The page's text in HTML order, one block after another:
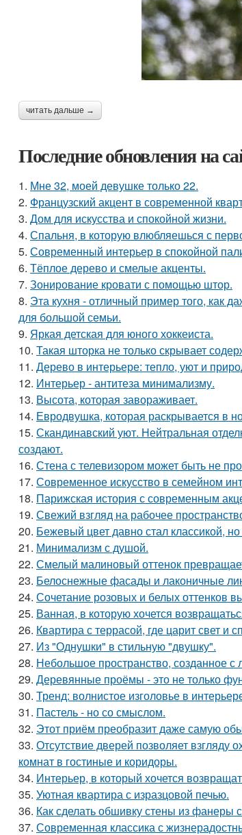
читать дальше →
Последние обновления на
1. Мне 32, моей девушке только 22.
2. Французский акцент в современной
3. Дом для искусства и спокойной жизни.
4. Спальня, в которую влюбляешься с
5. Современный интерьер в спокойной
6. Тёплое дерево и смелые акценты.
7. Зонирование кровати с помощью штор.
8. Эта кухня - отличный пример того, как
для большой семьи.
9. Яркая детская для юного хоккеиста.
10. Такая шторка не только скрывает
11. Дерево в интерьере: тепло, уют и
12. Интерьер - антитеза минимализму.
13. Высота, которая завораживает.
14. Евродвушка, которая раскрывается в
15. Скандинавский уют. Нейтральная
создают.
16. Стена с телевизором может быть не
17. Современное искусство в семейном
18. Парижская история с современным
19. Свежий взгляд на рабочее
20. Бежевый цвет давно стал классикой,
21. Минимализм с душой.
22. Смелый малиновый оттенок
23. Белоснежные фасады и лаконичные
24. Сочетание розовых и белых оттенков
25. Ванная, в которую хочется
26. Квартира с террасой, где царит свет и
27. Из "Однушки" в стильную "двушку".
28. Небольшое пространство, созданное с
29. Деревянные проёмы - это не только
30. Тренд: волнистое изголовье в
31. Пастель - но со смыслом.
32. Этот приём преобразит даже самую
33. Отсутствие дверей позволяет взгляду
комнат в гостиные и коридоры.
34. Интерьер, в который хочется
35. Уютная квартира с изразцовой печью.
36. Как сделать обшивку стены из фанеры
37. Современная классика с